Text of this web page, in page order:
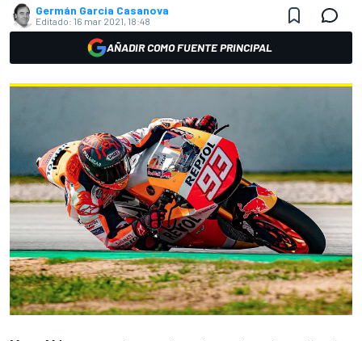
Germán Garcia Casanova
Editado: 16 mar 2021, 18:48
AÑADIR COMO FUENTE PRINCIPAL